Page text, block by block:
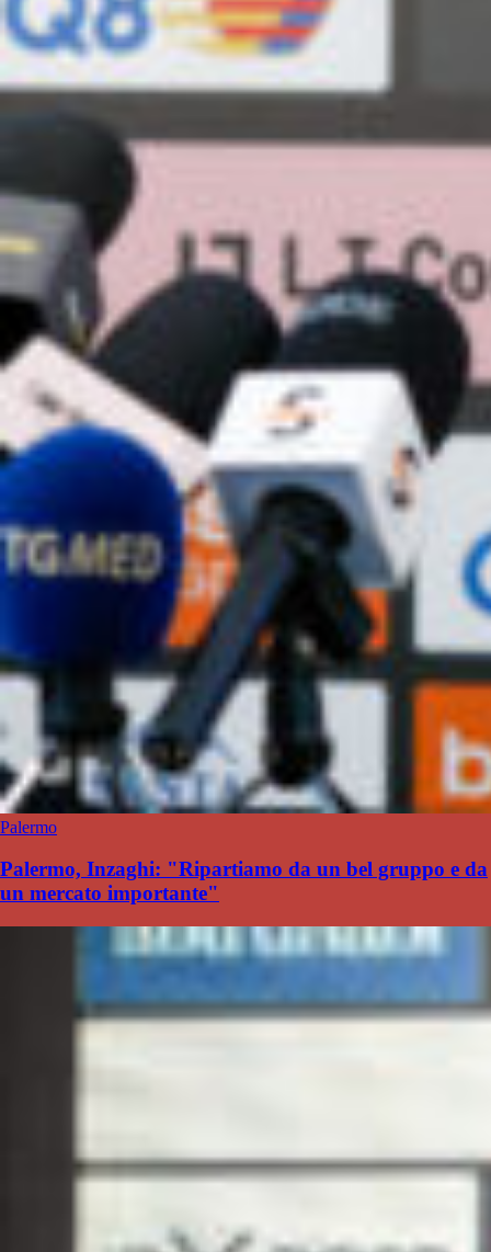
Palermo
Palermo, Inzaghi: "Ripartiamo da un bel gruppo e da
un mercato importante"